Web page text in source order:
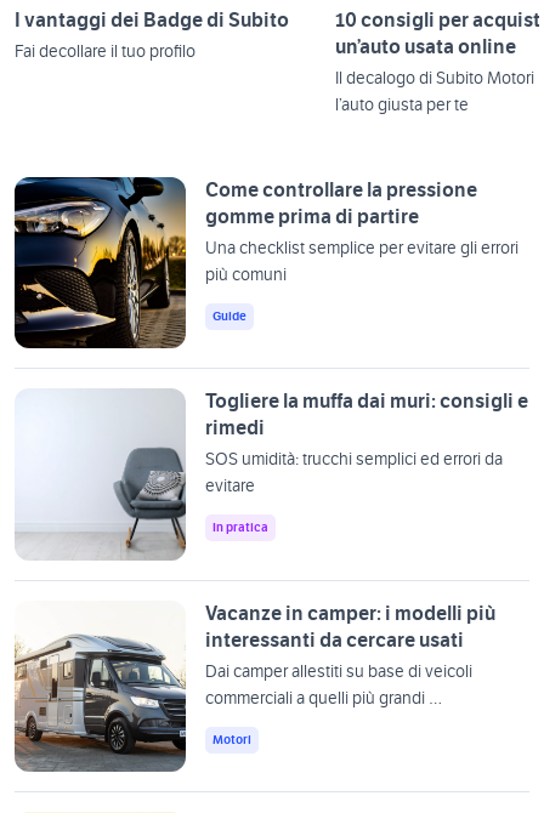
Come controllare la pressione
gomme prima di partire
Una checklist semplice per evitare gli errori
più comuni
Guide
Togliere la muffa dai muri: consigli e
rimedi
SOS umidità: trucchi semplici ed errori da
evitare
In pratica
Vacanze in camper: i modelli più
interessanti da cercare usati
Dai camper allestiti su base di veicoli
commerciali a quelli più grandi …
Motori
I vantaggi dei Badge di Subito
Fai decollare il tuo profilo
10 consigli per
un’auto usata online
Il decalogo di Subito Motori
l’auto giusta per te